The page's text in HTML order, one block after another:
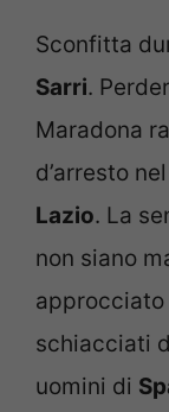
Sconfitta
Sarri.
Maradona
d’arresto
Lazio. La
non siano
approcciato
schiacciati
uomini di